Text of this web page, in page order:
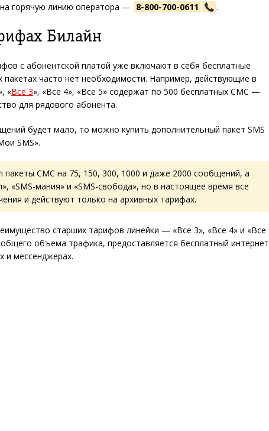
горячую линию оператора — 8-800-700-0611 .
Билайн
с абонентской платой уже включают в себя бесплатные
пакетах часто нет необходимости. Например, действующие в
«Все 3», «Все 4», «Все 5» содержат по 500 бесплатных СМС —
для рядового абонента.
будет мало, то можно купить дополнительный пакет SMS
SMS».
пакеты СМС на 75, 150, 300, 1000 и даже 2000 сообщений, а
«SMS-мания» и «SMS-свобода», но в настоящее время все
и действуют только на архивных тарифах.
старших тарифов линейки — «Все 3», «Все 4» и «Все
объема трафика, предоставляется бесплатный интернет
и мессенджерах.